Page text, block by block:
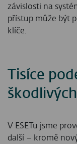
závislosti na
přístup může být
klíče.
Tisíce
V ESETu jsme
další – kromě